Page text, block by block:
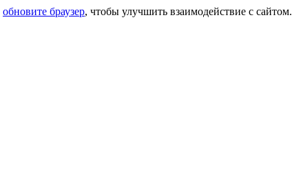
обновите браузер, чтобы улучшить взаимодействие с сайтом.